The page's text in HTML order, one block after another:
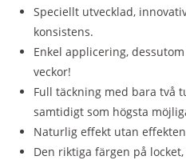
Speciellt utvecklad,
konsistens.
Enkel applicering,
veckor!
Full täckning med bara två
samtidigt som högsta
Naturlig effekt utan
Den riktiga färgen på